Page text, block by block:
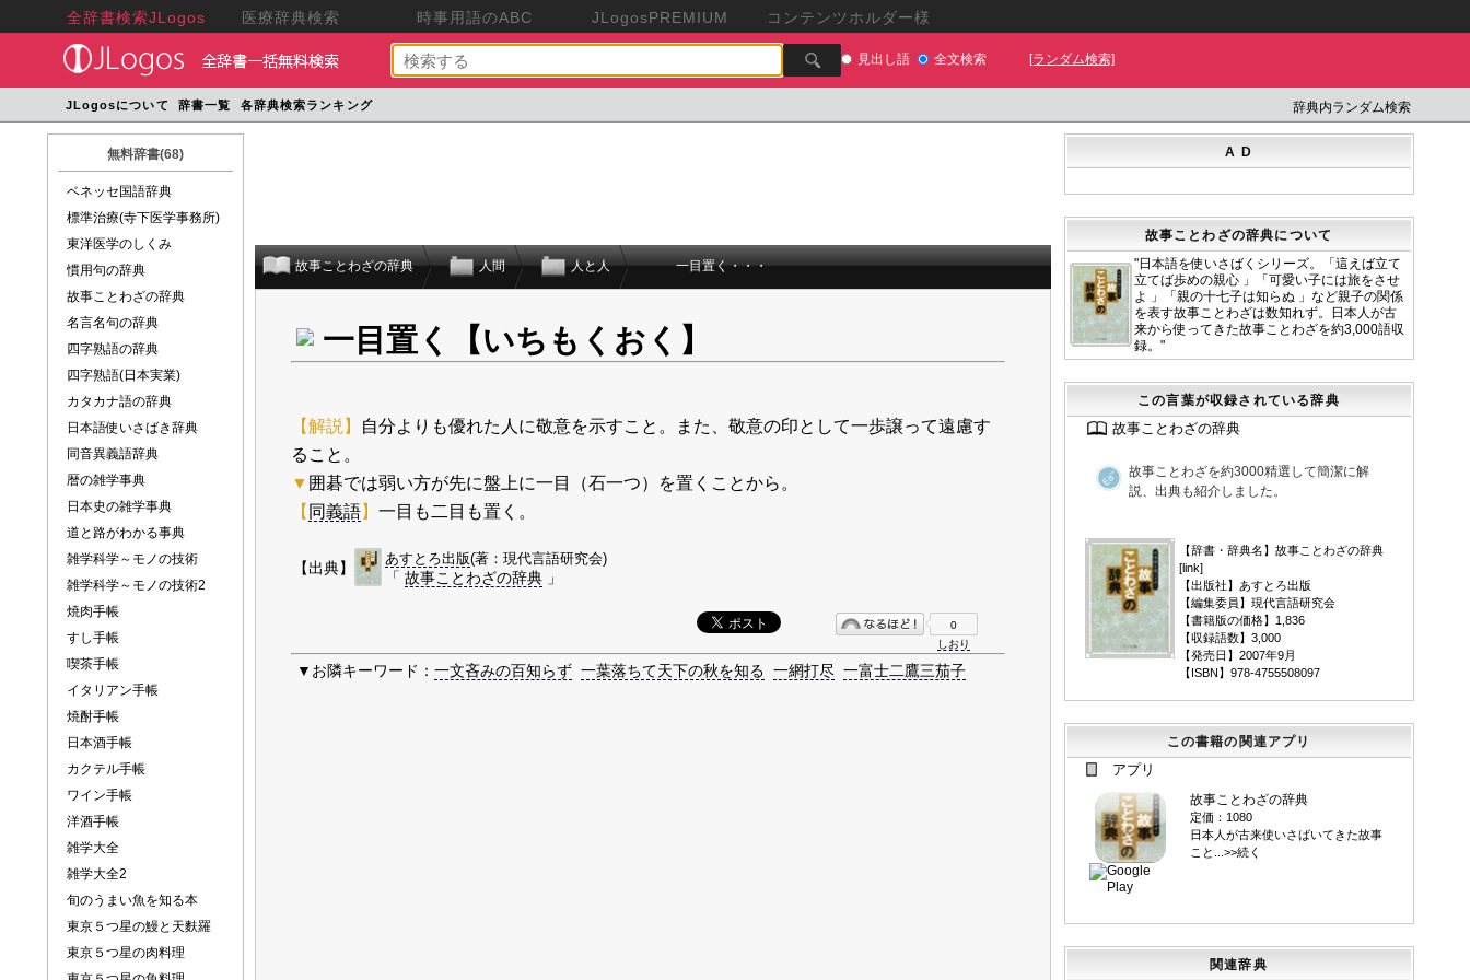
全辞書検索JLogos 医療辞典検索 時事用語のABC JLogosPREMIUM コンテンツホルダー様
見出し語 全文検索 [ランダム検索]
JLogosについて 辞書一覧 各辞典検索ランキング 辞典内ランダム検索
無料辞書(68)
ベネッセ国語辞典
標準治療(寺下医学事務所)
東洋医学のしくみ
慣用句の辞典
故事ことわざの辞典
名言名句の辞典
四字熟語の辞典
四字熟語(日本実業)
カタカナ語の辞典
日本語使いさばき辞典
同音異義語辞典
暦の雑学事典
日本史の雑学事典
道と路がわかる事典
雑学科学～モノの技術
雑学科学～モノの技術2
焼肉手帳
すし手帳
喫茶手帳
イタリアン手帳
焼酎手帳
日本酒手帳
カクテル手帳
ワイン手帳
洋酒手帳
雑学大全
雑学大全2
旬のうまい魚を知る本
東京５つ星の鰻と天麩羅
東京５つ星の肉料理
故事ことわざの辞典 人間 人と人 一目置く・・・
一目置く【いちもくおく】
【解説】
自分よりも優れた人に敬意を示すこと。また、敬意の印として一歩譲って遠慮す
ること。
▼ 囲碁では弱い方が先に盤上に一目（石一つ）を置くことから。
【 同義語】 一目も二目も置く。
【出典】
あすとろ出版(著：現代言語研究会)
「 故事ことわざの辞典」
0
しおり
▼お隣キーワード： 一文吝みの百知らず 一葉落ちて天下の秋を知る 一網打尽 一富士二鷹三茄子
A D
故事ことわざの辞典について
"日本語を使いさばくシリーズ。「這えば立て
立てば歩めの親心 」「可愛い子には旅をさせ
よ 」「親の十七子は知らぬ 」など親子の関係
を表す故事ことわざは数知れず。日本人が古
来から使ってきた故事ことわざを約3,000語収
録。"
この言葉が収録されている辞典
故事ことわざの辞典
故事ことわざを約3000精選して簡潔に解
説、出典も紹介しました。
【辞書・辞典名】故事ことわざの辞典
[link]
【出版社】あすとろ出版
【編集委員】現代言語研究会
【書籍版の価格】1,836
【収録語数】3,000
【発売日】2007年9月
【ISBN】978-4755508097
この書籍の関連アプリ
アプリ
故事ことわざの辞典
定価：1080
日本人が古来使いさばいてきた故事
こと...>>続く
関連辞典